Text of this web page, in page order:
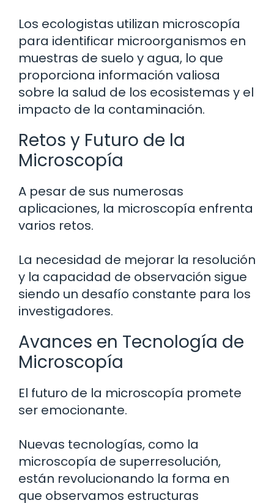
Los ecologistas utilizan microscopía
para identificar microorganismos en
muestras de suelo y agua, lo que
proporciona información valiosa
sobre la salud de los ecosistemas y el
impacto de la contaminación.
Retos y Futuro de la
Microscopía
A pesar de sus numerosas
aplicaciones, la microscopía enfrenta
varios retos.
La necesidad de mejorar la resolución
y la capacidad de observación sigue
siendo un desafío constante para los
investigadores.
Avances en Tecnología de
Microscopía
El futuro de la microscopía promete
ser emocionante.
Nuevas tecnologías, como la
microscopía de superresolución,
están revolucionando la forma en
que observamos estructuras